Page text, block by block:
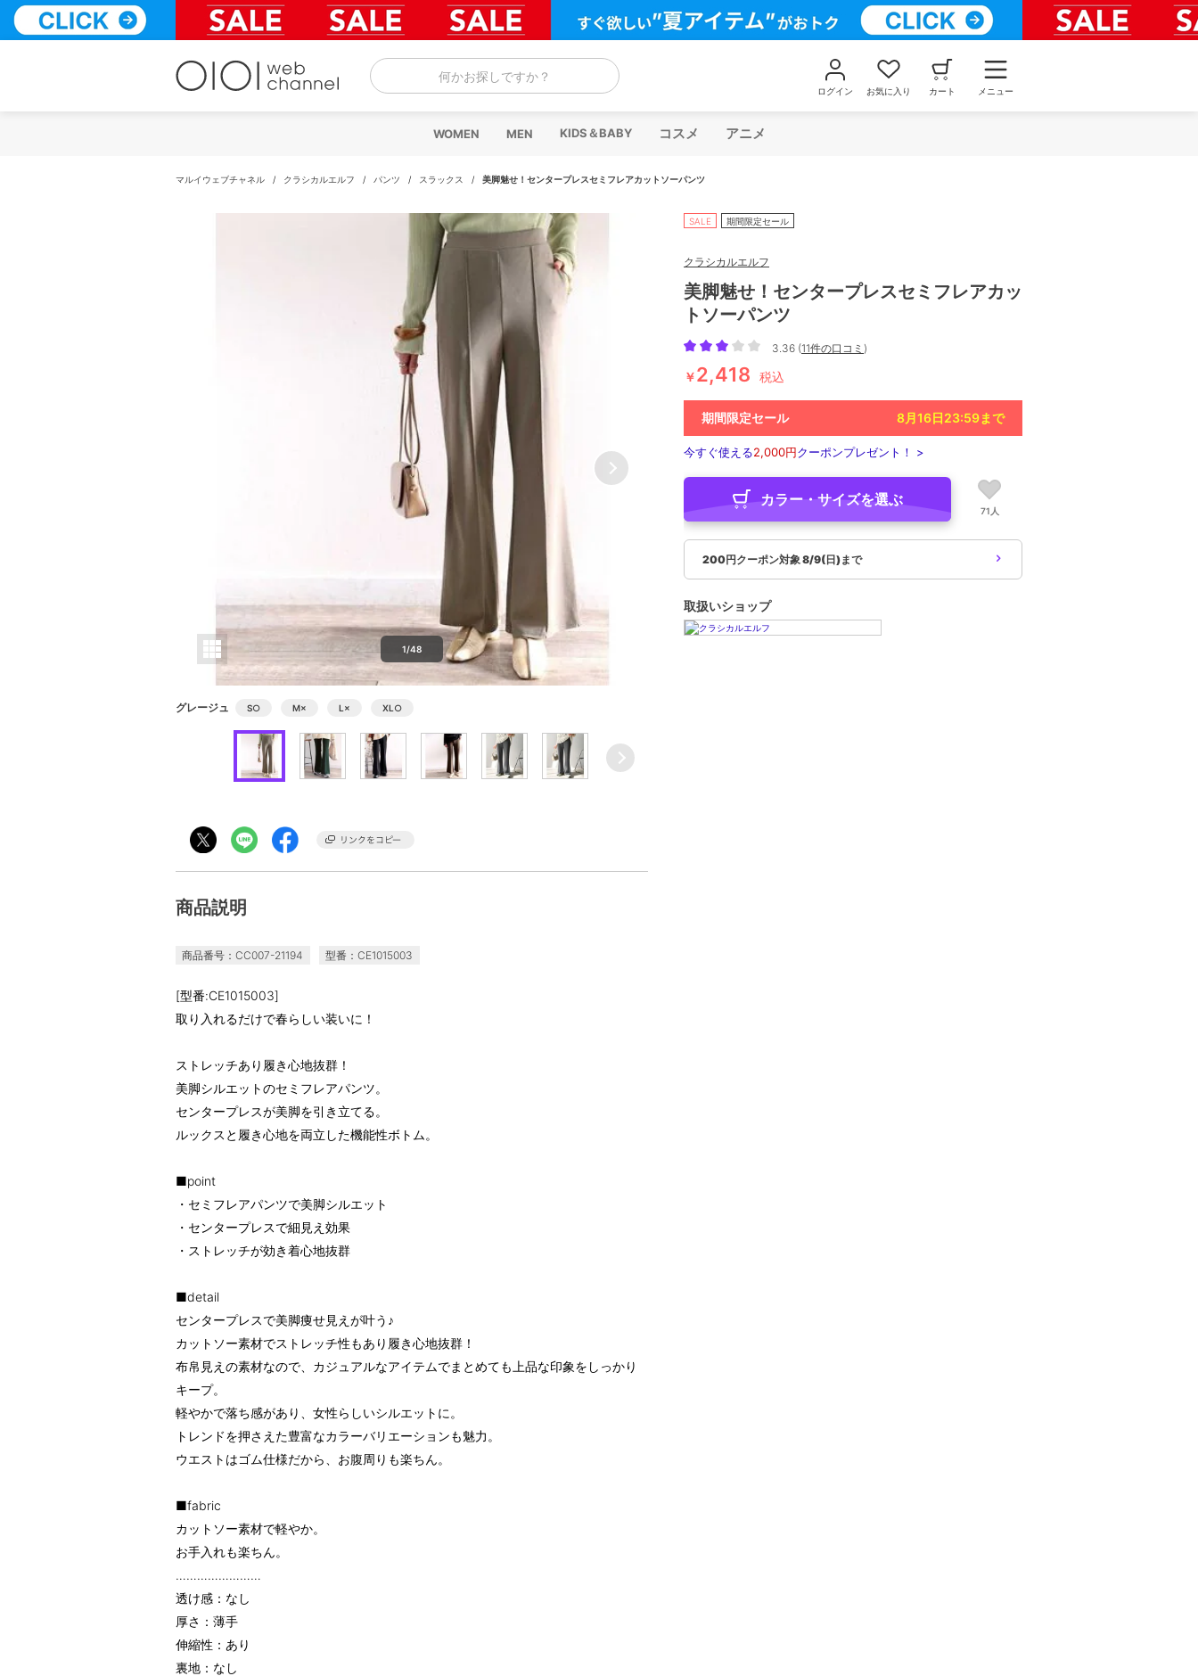
テ
何かお探しですか？
ログイン お気に入り カート メニュー
WOMEN MEN KIDS＆BABY コスメ アニメ
マルイウェブチャネル / クラシカルエルフ / パンツ / スラックス / 美脚魅せ！センタープレスセミフレアカットソーパンツ
1/48
グレージュ S○ M× L × XL ○
商品説明
商品番号：CC007-21194 型番：CE1015003
[型番:CE1015003]
取り入れるだけで春らしい装いに！
ストレッチあり履き心地抜群！
美脚シルエットのセミフレアパンツ。
センタープレスが美脚を引き立てる。
ルックスと履き心地を両立した機能性ボトム。
■point
・セミフレアパンツで美脚シルエット
・センタープレスで細見え効果
・ストレッチが効き着心地抜群
■detail
センタープレスで美脚痩せ見えが叶う♪
カットソー素材でストレッチ性もあり履き心地抜群！
布帛見えの素材なので、カジュアルなアイテムでまとめても上品な印象をしっかり
キープ。
軽やかで落ち感があり、女性らしいシルエットに。
トレンドを押さえた豊富なカラーバリエーションも魅力。
ウエストはゴム仕様だから、お腹周りも楽ちん。
■fabric
カットソー素材で軽やか。
お手入れも楽ちん。
……………………
透け感：なし
厚さ：薄手
伸縮性：あり
裏地：なし
SALE 期間限定セール
クラシカルエルフ
美脚魅せ！センタープレスセミフレアカッ
トソーパンツ
3.36 (11件の口コミ )
￥2,418 税込
期間限定セール 8月16日23:59まで
今すぐ使える2,000円クーポンプレゼント！ >
カラー・サイズを選ぶ
71人
200円クーポン対象 8/9(日)まで
取扱いショップ